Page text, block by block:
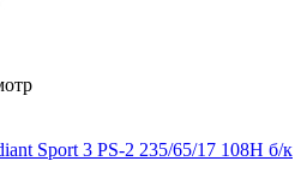
Sport 3 PS-2 235/65/17 108Н б/к